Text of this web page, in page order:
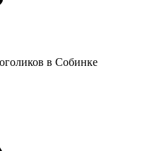
в Собинке